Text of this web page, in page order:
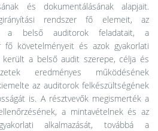
és dokumentálásának alapjait.
rendszer fő elemeit, az
a belső auditorok feladatait, a
fő követelményeit és azok gyakorlati
került a belső audit szerepe, célja és
eredményes működésének
az auditorok felkészültségének
is. A résztvevők megismerték a
a mintavételnek és az
alkalmazását, továbbá a